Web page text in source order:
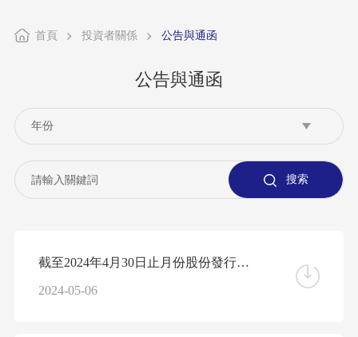
首頁 投資者關係 公告與通函
公告與通函
截至2024年4月30日止月份股份發行人的證券變動月報表
2024-05-06